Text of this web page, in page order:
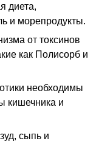
диета,
и морепродукты.
от токсинов
как Полисорб и
необходимы
кишечника и
сыпь и